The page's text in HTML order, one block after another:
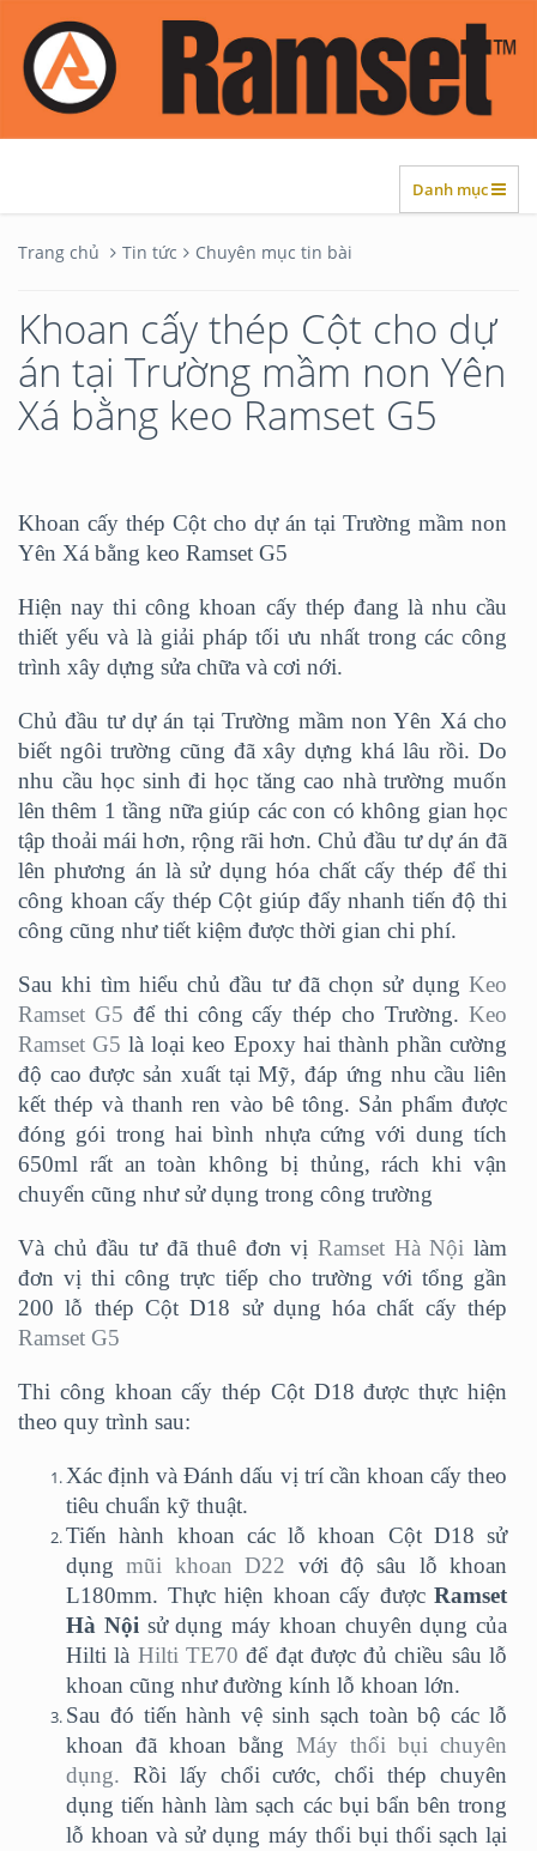
Danh mục
Trang chủ Tin tức Chuyên mục tin bài
Khoan cấy thép Cột cho dự
án tại Trường mầm non Yên
Xá bằng keo Ramset G5
Khoan cấy thép Cột cho dự án tại Trường mầm non
Yên Xá bằng keo Ramset G5
Hiện nay thi công khoan cấy thép đang là nhu cầu
thiết yếu và là giải pháp tối ưu nhất trong các công
trình xây dựng sửa chữa và cơi nới.
Chủ đầu tư dự án tại Trường mầm non Yên Xá cho
biết ngôi trường cũng đã xây dựng khá lâu rồi. Do
nhu cầu học sinh đi học tăng cao nhà trường muốn
lên thêm 1 tầng nữa giúp các con có không gian học
tập thoải mái hơn, rộng rãi hơn. Chủ đầu tư dự án đã
lên phương án là sử dụng hóa chất cấy thép để thi
công khoan cấy thép Cột giúp đẩy nhanh tiến độ thi
công cũng như tiết kiệm được thời gian chi phí.
Sau khi tìm hiểu chủ đầu tư đã chọn sử dụng Keo
Ramset G5 để thi công cấy thép cho Trường.Keo
Ramset G5 là loại keo Epoxy hai thành phần cường
độ cao được sản xuất tại Mỹ, đáp ứng nhu cầu liên
kết thép và thanh ren vào bê tông. Sản phẩm được
đóng gói trong hai bình nhựa cứng với dung tích
650ml rất an toàn không bị thủng, rách khi vận
chuyển cũng như sử dụng trong công trường
Và chủ đầu tư đã thuê đơn vịRamset Hà Nội làm
đơn vị thi công trực tiếp cho trường với tổng gần
200 lỗ thép Cột D18 sử dụng hóa chất cấy thép
Ramset G5
Thi công khoan cấy thép Cột D18 được thực hiện
theo quy trình sau:
Xác định và Đánh dấu vị trí cần khoan cấy theo
tiêu chuẩn kỹ thuật.
Tiến hành khoan các lỗ khoan Cột D18 sử
dụngmũi khoan D22 với độ sâu lỗ khoan
L180mm. Thực hiện khoan cấy được Ramset
Hà Nội sử dụng máy khoan chuyên dụng của
Hilti là Hilti TE70 để đạt được đủ chiều sâu lỗ
khoan cũng như đường kính lỗ khoan lớn.
Sau đó tiến hành vệ sinh sạch toàn bộ các lỗ
khoan đã khoan bằng Máy thổi bụi chuyên
dụng. Rồi lấy chổi cước, chổi thép chuyên
dụng tiến hành làm sạch các bụi bẩn bên trong
lỗ khoan và sử dụng máy thổi bụi thổi sạch lại